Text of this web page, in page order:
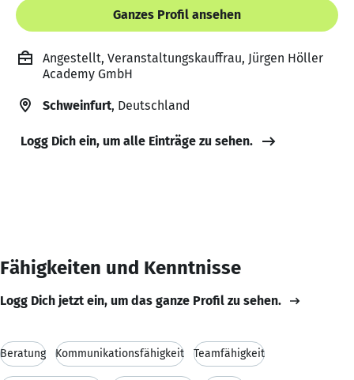
Ganzes Profil ansehen
Angestellt, Veranstaltungskauffrau, Jürgen Höller
Academy GmbH
Schweinfurt, Deutschland
Logg Dich ein, um alle Einträge zu sehen.
Fähigkeiten und Kenntnisse
Logg Dich jetzt ein, um das ganze Profil zu sehen.
Beratung Kommunikationsfähigkeit Teamfähigkeit